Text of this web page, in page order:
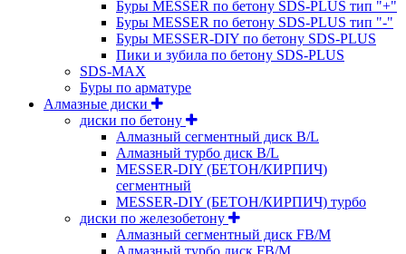
Буры MESSER по бетону SDS-PLUS тип "+"
Буры MESSER по бетону SDS-PLUS тип "-"
Буры MESSER-DIY по бетону SDS-PLUS
Пики и зубила по бетону SDS-PLUS
SDS-MAX
Буры по арматуре
Алмазные диски
диски по бетону
Алмазный сегментный диск B/L
Алмазный турбо диск B/L
MESSER-DIY (БЕТОН/КИРПИЧ)
сегментный
MESSER-DIY (БЕТОН/КИРПИЧ) турбо
диски по железобетону
Алмазный сегментный диск FB/M
Алмазный турбо диск FB/M